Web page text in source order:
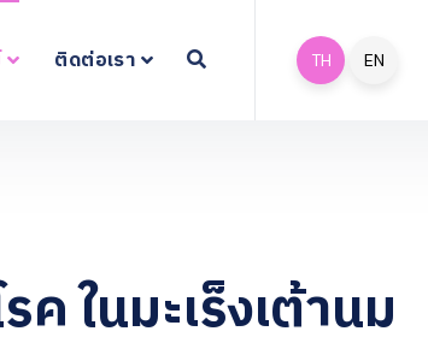
ติดต่อเรา TH EN
ในมะเร็งเต้านม